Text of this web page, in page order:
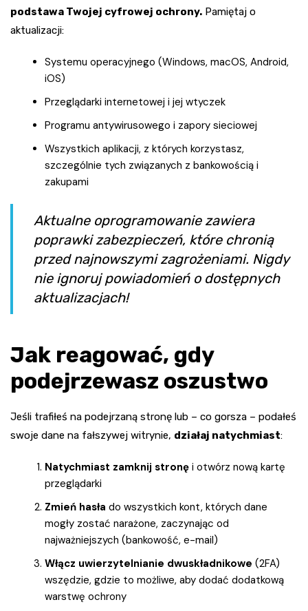
podstawa Twojej cyfrowej ochrony. Pamiętaj o
aktualizacji:
Systemu operacyjnego (Windows, macOS, Android,
iOS)
Przeglądarki internetowej i jej wtyczek
Programu antywirusowego i zapory sieciowej
Wszystkich aplikacji, z których korzystasz,
szczególnie tych związanych z bankowością i
zakupami
Aktualne oprogramowanie zawiera
poprawki zabezpieczeń, które chronią
przed najnowszymi zagrożeniami. Nigdy
nie ignoruj powiadomień o dostępnych
aktualizacjach!
Jak reagować, gdy
podejrzewasz oszustwo
Jeśli trafiłeś na podejrzaną stronę lub – co gorsza – podałeś
swoje dane na fałszywej witrynie, działaj natychmiast:
Natychmiast zamknij stronę i otwórz nową kartę
przeglądarki
Zmień hasła do wszystkich kont, których dane
mogły zostać narażone, zaczynając od
najważniejszych (bankowość, e-mail)
Włącz uwierzytelnianie dwuskładnikowe (2FA)
wszędzie, gdzie to możliwe, aby dodać dodatkową
warstwę ochrony